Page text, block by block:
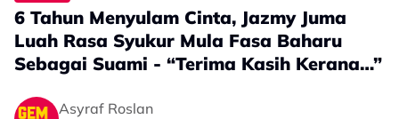
6 Tahun Menyulam Cinta, Jazmy Juma
Luah Rasa Syukur Mula Fasa Baharu
Sebagai Suami - “Terima Kasih Kerana…”
Asyraf Roslan